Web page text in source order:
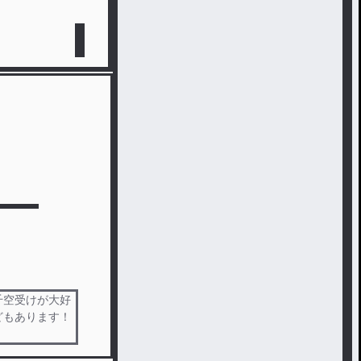
受けが大好
あります！